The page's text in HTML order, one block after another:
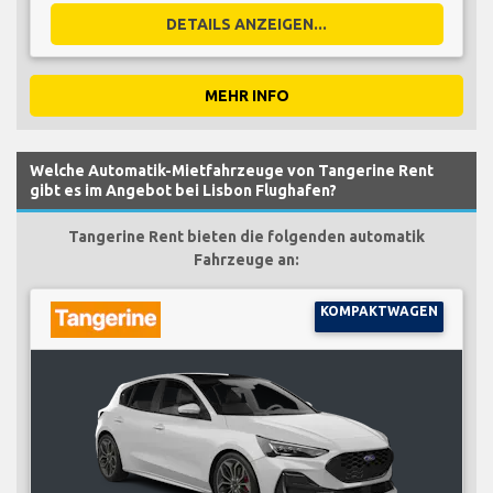
DETAILS ANZEIGEN...
MEHR INFO
Welche Automatik-Mietfahrzeuge von Tangerine Rent
gibt es im Angebot bei Lisbon Flughafen?
Tangerine Rent bieten die folgenden automatik
Fahrzeuge an:
KOMPAKTWAGEN